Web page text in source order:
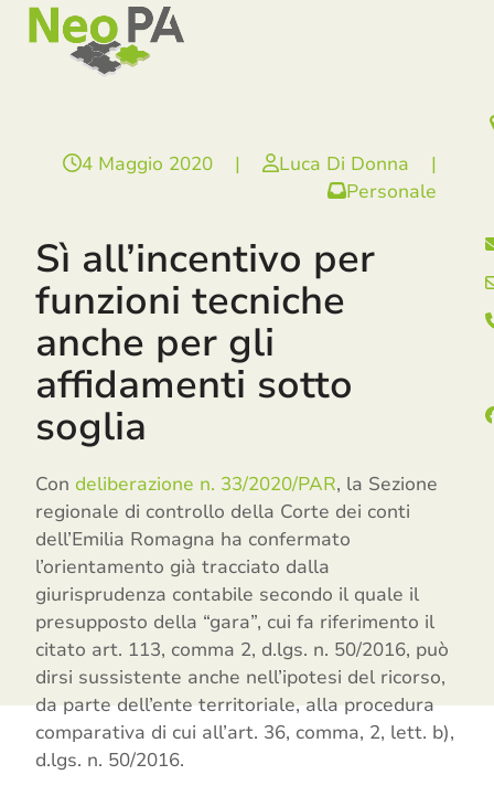
SkipOpen
mobile
menu
Close
mobile
menu
4 Maggio 2020 | Luca Di Donna
|
Personale
Sì all’incentivo per
funzioni tecniche
anche per gli
affidamenti sotto
soglia
Con deliberazione n. 33/2020/PAR, la Sezione
regionale di controllo della Corte dei conti
dell’Emilia Romagna ha confermato
l’orientamento già tracciato dalla
giurisprudenza contabile secondo il quale il
presupposto della “gara”, cui fa riferimento il
citato art. 113, comma 2, d.lgs. n. 50/2016, può
dirsi sussistente anche nell’ipotesi del ricorso,
da parte dell’ente territoriale, alla procedura
comparativa di cui all’art. 36, comma, 2, lett. b),
d.lgs. n. 50/2016.